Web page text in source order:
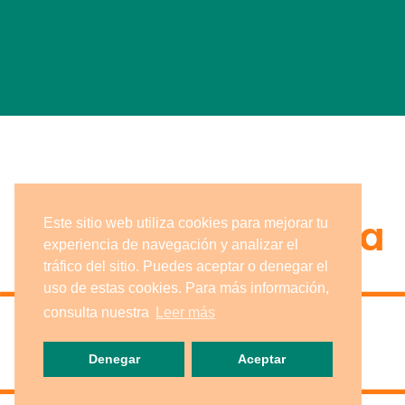
Distribuimos a
Este sitio web utiliza cookies para mejorar tu
experiencia de navegación y analizar el
tráfico del sitio. Puedes aceptar o denegar el
uso de estas cookies. Para más información,
consulta nuestra
Leer más
Denegar Aceptar